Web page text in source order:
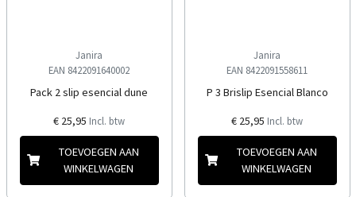
Janira
EAN 8422091640002
Pack 2 slip esencial dune
€ 25,95 Incl. btw
TOEVOEGEN AAN
WINKELWAGEN
Janira
EAN 8422091558611
P 3 Brislip Esencial Blanco
€ 25,95 Incl. btw
TOEVOEGEN AAN
WINKELWAGEN